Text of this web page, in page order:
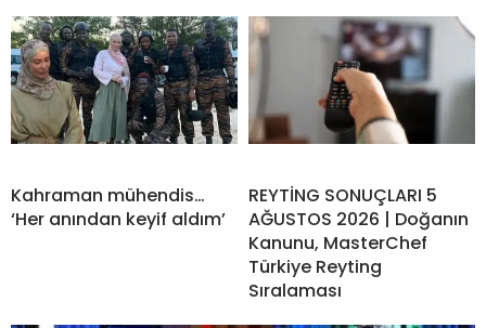
Kahraman mühendis…
‘Her anından keyif aldım’
REYTİNG SONUÇLARI 5
AĞUSTOS 2026 | Doğanın
Kanunu, MasterChef
Türkiye Reyting
Sıralaması